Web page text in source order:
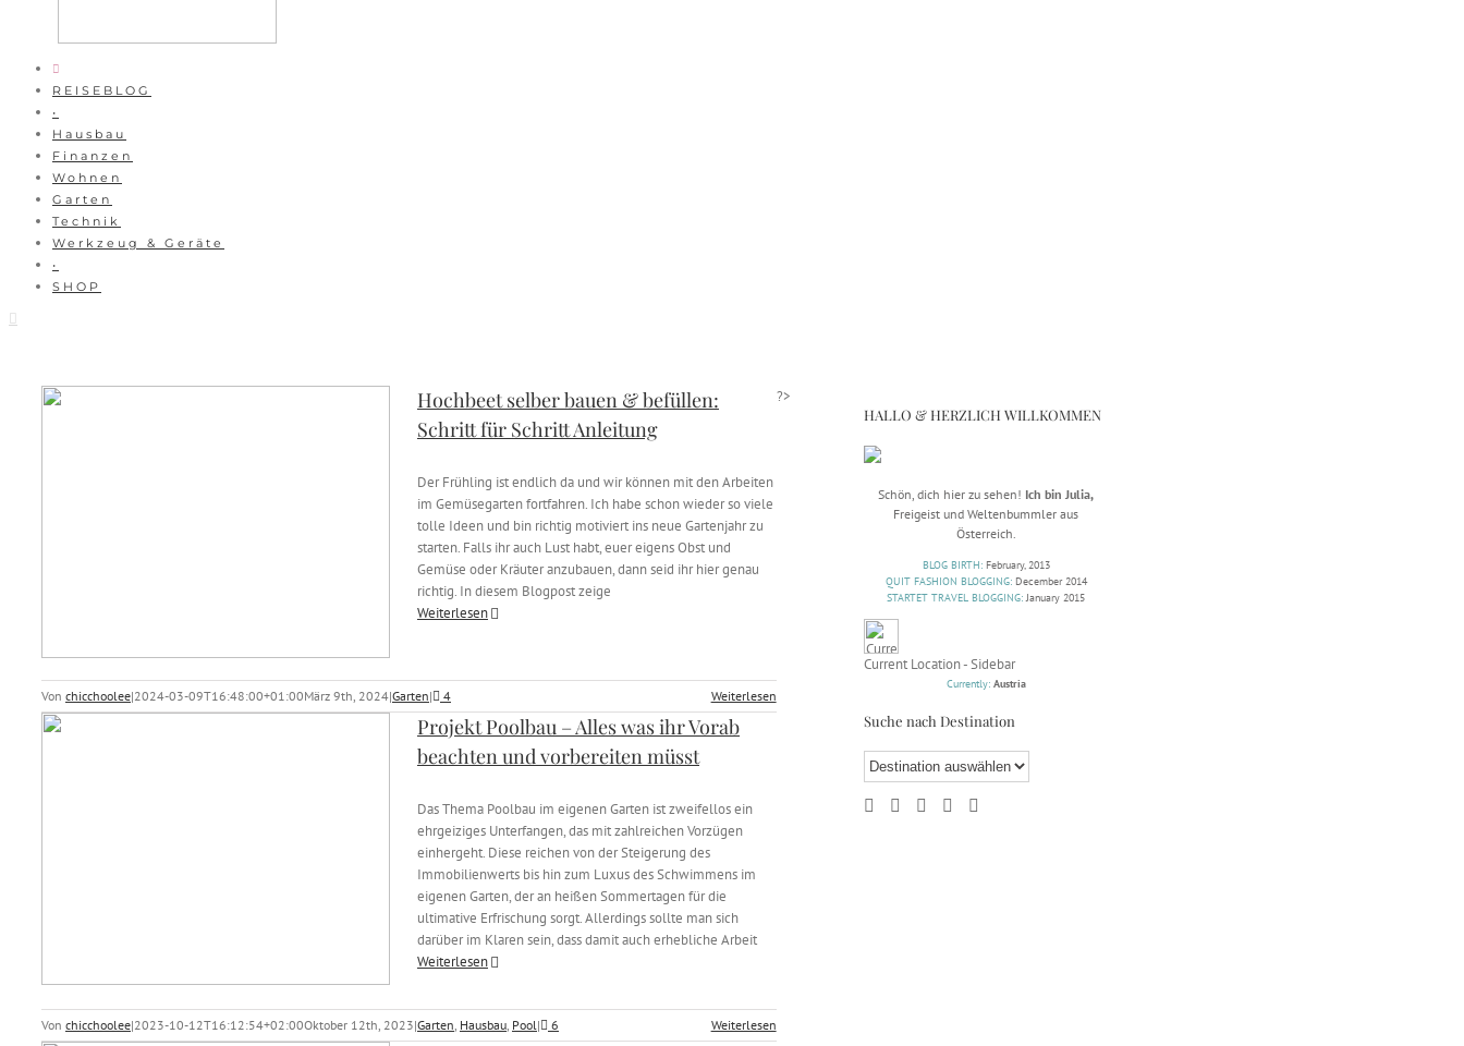
REISEBLOG
•
Hausbau
Finanzen
Wohnen
Garten
Technik
Werkzeug & Geräte
•
SHOP
?>
Hochbeet selber bauen & befüllen:
Schritt für Schritt Anleitung
Der Frühling ist endlich da und wir können mit den Arbeiten
im Gemüsegarten fortfahren. Ich habe schon wieder so viele
tolle Ideen und bin richtig motiviert ins neue Gartenjahr zu
starten. Falls ihr auch Lust habt, euer eigens Obst und
Gemüse oder Kräuter anzubauen, dann seid ihr hier genau
richtig. In diesem Blogpost zeige
Weiterlesen
Von chicchoolee|2024-03-09T16:48:00+01:00März 9th, 2024|Garten| 4 Weiterlesen
Projekt Poolbau – Alles was ihr Vorab
beachten und vorbereiten müsst
Das Thema Poolbau im eigenen Garten ist zweifellos ein
ehrgeiziges Unterfangen, das mit zahlreichen Vorzügen
einhergeht. Diese reichen von der Steigerung des
Immobilienwerts bis hin zum Luxus des Schwimmens im
eigenen Garten, der an heißen Sommertagen für die
ultimative Erfrischung sorgt. Allerdings sollte man sich
darüber im Klaren sein, dass damit auch erhebliche Arbeit
Weiterlesen
Von chicchoolee|2023-10-12T16:12:54+02:00Oktober 12th, 2023|Garten, Hausbau, Pool| 6 Weiterlesen
HALLO & HERZLICH WILLKOMMEN
Schön, dich hier zu sehen! Ich bin Julia,
Freigeist und Weltenbummler aus
Österreich.
BLOG BIRTH:February, 2013
QUIT FASHION BLOGGING:December 2014
STARTET TRAVEL BLOGGING: January 2015
Current Location - Sidebar
Currently: Austria
Suche nach Destination